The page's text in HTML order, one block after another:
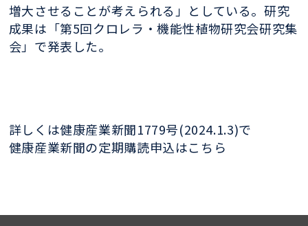
増大させることが考えられる」としている。研究
成果は「第5回クロレラ・機能性植物研究会研究集
会」で発表した。
詳しくは健康産業新聞1779号(2024.1.3)で
健康産業新聞の定期購読申込はこちら